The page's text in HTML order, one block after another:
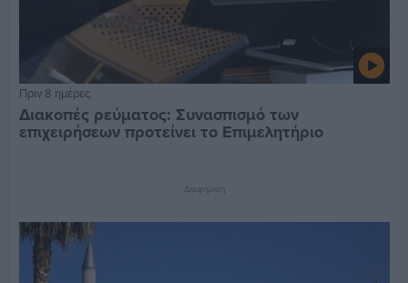
Πριν 8 ημέρες
Διακοπές ρεύματος: Συνασπισμό των
επιχειρήσεων προτείνει το Επιμελητήριο
Διαφήμιση